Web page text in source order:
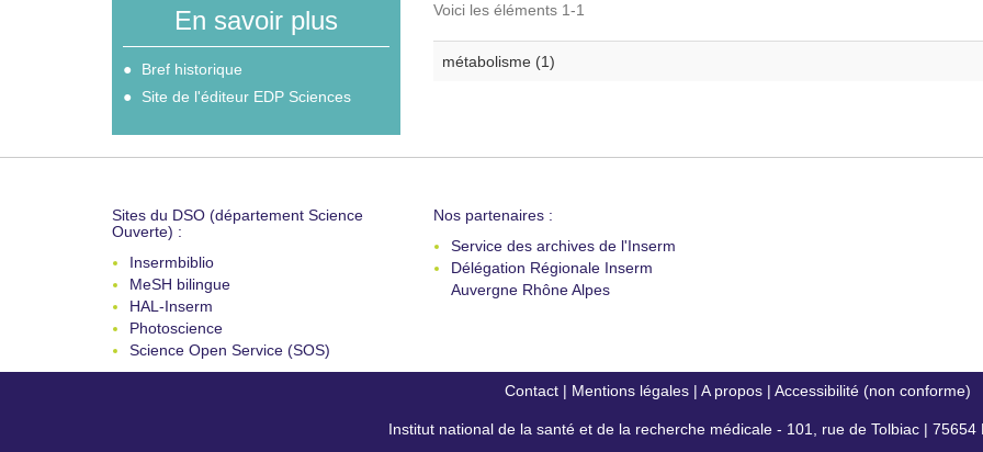
En savoir plus
Bref historique
Site de l'éditeur EDP Sciences
Voici les éléments 1-1
métabolisme (1)
Sites du DSO (département Science
Ouverte) :
Insermbiblio
MeSH bilingue
HAL-Inserm
Photoscience
Science Open Service (SOS)
Nos partenaires :
Service des archives de l'Inserm
Délégation Régionale Inserm
Auvergne Rhône Alpes
Contact| Mentions légales| A propos| Accessibilité (non conforme)
Institut national de la santé et de la recherche médicale - 101, rue de Tolbiac | 75654